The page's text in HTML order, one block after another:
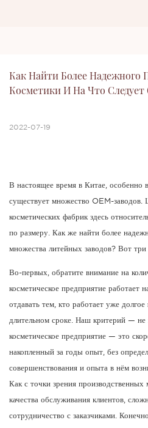
Как Найти Более Надежного
Косметики И На Что
2022-07-19
В настоящее время в Китае, особенно
существует множество OEM-заводов.
косметических фабрик здесь
по размеру. Как же найти более
множества литейных заводов? Вот
Во-первых, обратите внимание на
косметическое предприятие работает
отдавать тем, кто работает уже
длительном сроке. Наш критерий — не
косметическое предприятие — это
накопленный за годы опыт, без
совершенствования и опыта в нём
Как с точки зрения
качества обслуживания клиентов,
сотрудничество с заказчиками.